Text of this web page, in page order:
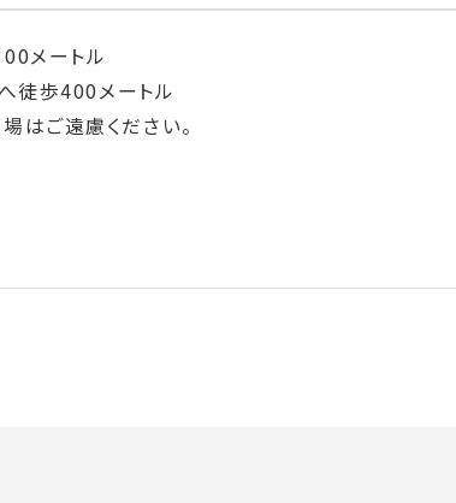
メートル
徒歩400メートル
はご遠慮ください。